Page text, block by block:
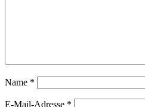
Name *
E-Mail-Adresse *